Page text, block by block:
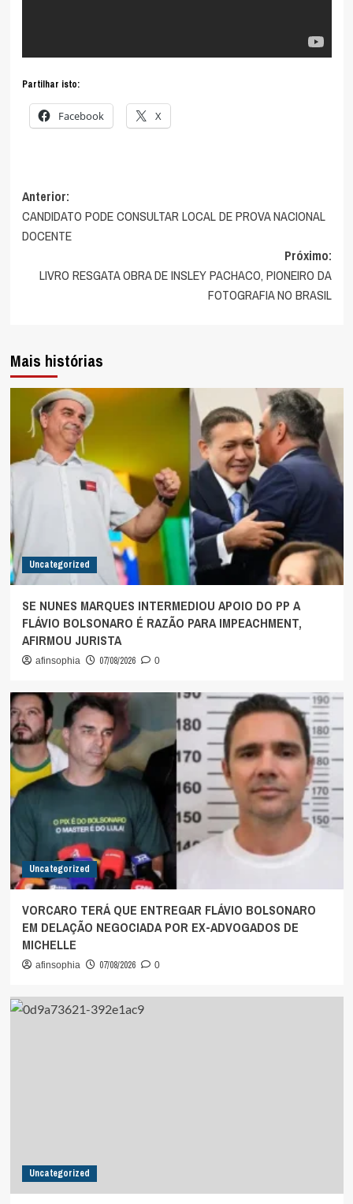
Partilhar isto:
Facebook X
Navegação
de
artigos
Anterior:
CANDIDATO PODE CONSULTAR LOCAL DE PROVA NACIONAL
DOCENTE
Próximo:
LIVRO RESGATA OBRA DE INSLEY PACHACO, PIONEIRO DA
FOTOGRAFIA NO BRASIL
Mais histórias
Uncategorized
SE NUNES MARQUES INTERMEDIOU APOIO DO PP A
FLÁVIO BOLSONARO É RAZÃO PARA IMPEACHMENT,
AFIRMOU JURISTA
afinsophia 07/08/2026 0
Uncategorized
VORCARO TERÁ QUE ENTREGAR FLÁVIO BOLSONARO
EM DELAÇÃO NEGOCIADA POR EX-ADVOGADOS DE
MICHELLE
afinsophia 07/08/2026 0
Uncategorized